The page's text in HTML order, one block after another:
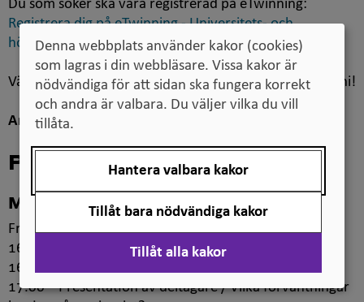
Du som söker ska vara registrerad på eTwinning:
Registrera dig på eTwinning - Universitets- och
högskolerådet (UHR)
Välkommen att lämna in din ansökan senast den 17 juni!
Anmälningstiden har gått ut.
Program
Måndag 7 september 2026
Från 15.00 – Registrering
16.00 – Officiellt välkomnande
16.30 – Inspirationsföreläsning
17.00 – Presentation av deltagare / Vilka förväntningar
Denna webbplats använder kakor (cookies)
som lagras i din webbläsare. Vissa kakor är
nödvändiga för att sidan ska fungera korrekt
och andra är valbara. Du väljer vilka du vill
tillåta.
Hantera valbara kakor
Tillåt bara nödvändiga kakor
Tillåt alla kakor